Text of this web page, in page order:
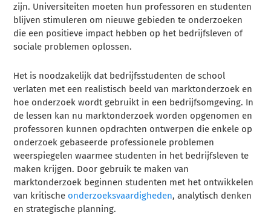
zijn. Universiteiten moeten hun professoren en studenten
blijven stimuleren om nieuwe gebieden te onderzoeken
die een positieve impact hebben op het bedrijfsleven of
sociale problemen oplossen.
Het is noodzakelijk dat bedrijfsstudenten de school
verlaten met een realistisch beeld van marktonderzoek en
hoe onderzoek wordt gebruikt in een bedrijfsomgeving. In
de lessen kan nu marktonderzoek worden opgenomen en
professoren kunnen opdrachten ontwerpen die enkele op
onderzoek gebaseerde professionele problemen
weerspiegelen waarmee studenten in het bedrijfsleven te
maken krijgen. Door gebruik te maken van
marktonderzoek beginnen studenten met het ontwikkelen
van kritische onderzoeksvaardigheden, analytisch denken
en strategische planning.